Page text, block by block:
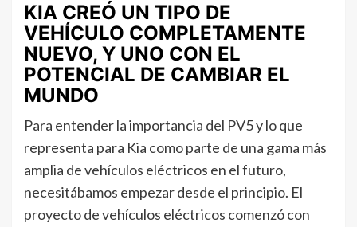
KIA CREÓ UN TIPO DE
VEHÍCULO COMPLETAMENTE
NUEVO, Y UNO CON EL
POTENCIAL DE CAMBIAR EL
MUNDO
Para entender la importancia del PV5 y lo que
representa para Kia como parte de una gama más
amplia de vehículos eléctricos en el futuro,
necesitábamos empezar desde el principio. El
proyecto de vehículos eléctricos comenzó con